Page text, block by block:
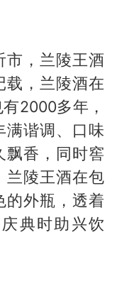
市，兰陵王酒
载，兰陵酒在
2000多年，
满谐调、口味
飘香，同时窖
兰陵王酒在包
的外瓶，透着
典时助兴饮